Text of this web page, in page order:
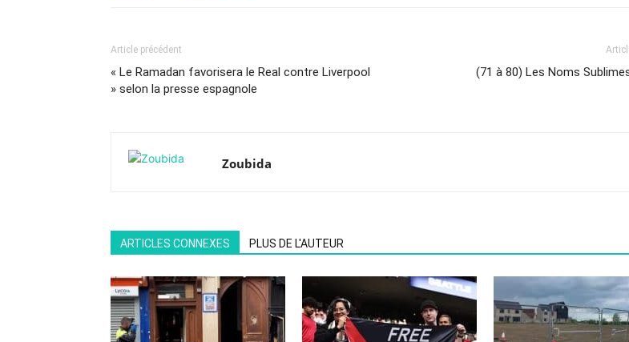
Article précédent
« Le Ramadan favorisera le Real contre Liverpool
» selon la presse espagnole
(71 à 80) Les Noms
Zoubida
ARTICLES CONNEXES PLUS DE L'AUTEUR